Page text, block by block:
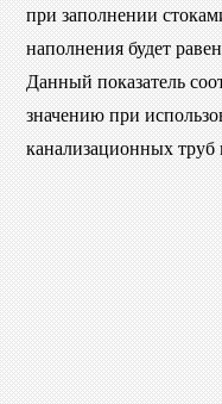
при заполнении
наполнения будет
Данный показатель
значению при
канализационных